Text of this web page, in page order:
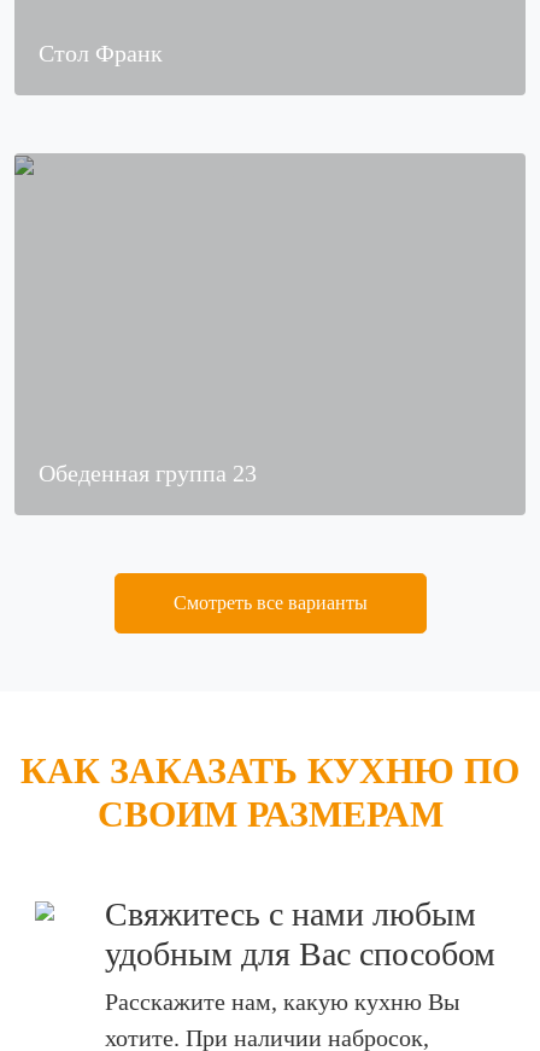
Стол Франк
Обеденная группа 23
Смотреть все варианты
КАК ЗАКАЗАТЬ КУХНЮ ПО
СВОИМ РАЗМЕРАМ
Свяжитесь с нами любым
удобным для Вас способом
Расскажите нам, какую кухню Вы
хотите. При наличии набросок,